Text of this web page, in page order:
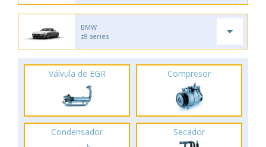
BMW
z8 series
Válvula de EGR Compresor
Condensador Secador